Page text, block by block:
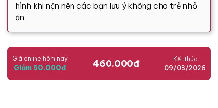
hình khi nặn nên các bạn lưu ý không cho trẻ nhỏ
ăn.
Giá online hôm nay
Giảm 50.000đ 460.000đ Kết thúc
09/08/2026